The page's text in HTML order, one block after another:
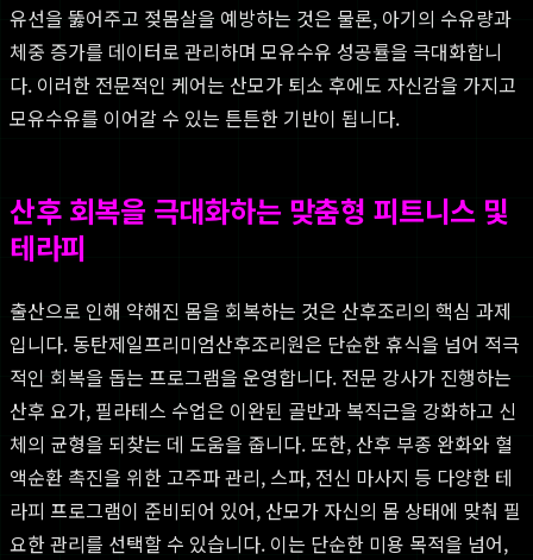
유선을 뚫어주고 젖몸살을 예방하는 것은 물론, 아기의 수유량과
체중 증가를 데이터로 관리하며 모유수유 성공률을 극대화합니
다. 이러한 전문적인 케어는 산모가 퇴소 후에도 자신감을 가지고
모유수유를 이어갈 수 있는 튼튼한 기반이 됩니다.
산후 회복을 극대화하는 맞춤형 피트니스 및
테라피
출산으로 인해 약해진 몸을 회복하는 것은 산후조리의 핵심 과제
입니다. 동탄제일프리미엄산후조리원은 단순한 휴식을 넘어 적극
적인 회복을 돕는 프로그램을 운영합니다. 전문 강사가 진행하는
산후 요가, 필라테스 수업은 이완된 골반과 복직근을 강화하고 신
체의 균형을 되찾는 데 도움을 줍니다. 또한, 산후 부종 완화와 혈
액순환 촉진을 위한 고주파 관리, 스파, 전신 마사지 등 다양한 테
라피 프로그램이 준비되어 있어, 산모가 자신의 몸 상태에 맞춰 필
요한 관리를 선택할 수 있습니다. 이는 단순한 미용 목적을 넘어,